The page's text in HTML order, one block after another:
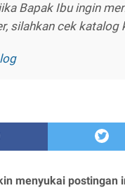
Bapak Ibu ingin
silahkan cek
menyukai postingan